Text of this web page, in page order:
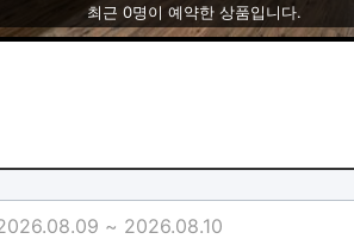
최근 0명이 예약한 상품입니다.